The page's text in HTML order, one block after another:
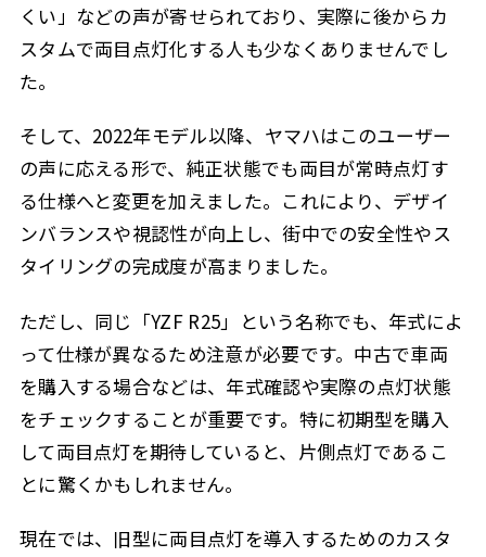
くい」などの声が寄せられており、実際に後からカ
スタムで両目点灯化する人も少なくありませんでし
た。
そして、2022年モデル以降、ヤマハはこのユーザー
の声に応える形で、純正状態でも両目が常時点灯す
る仕様へと変更を加えました。これにより、デザイ
ンバランスや視認性が向上し、街中での安全性やス
タイリングの完成度が高まりました。
ただし、同じ「YZF R25」という名称でも、年式によ
って仕様が異なるため注意が必要です。中古で車両
を購入する場合などは、年式確認や実際の点灯状態
をチェックすることが重要です。特に初期型を購入
して両目点灯を期待していると、片側点灯であるこ
とに驚くかもしれません。
現在では、旧型に両目点灯を導入するためのカスタ